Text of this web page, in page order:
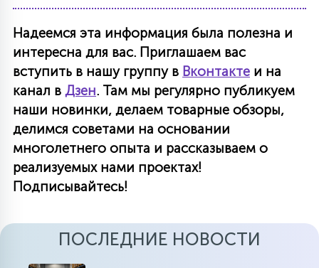
Надеемся эта информация была полезна и
интересна для вас. Приглашаем вас
вступить в нашу группу в Вконтакте и на
канал в Дзен. Там мы регулярно публикуем
наши новинки, делаем товарные обзоры,
делимся советами на основании
многолетнего опыта и рассказываем о
реализуемых нами проектах!
Подписывайтесь!
ПОСЛЕДНИЕ НОВОСТИ